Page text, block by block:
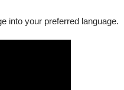
into your preferred language.
擊，幸而得以全身而
盯上。情急之下，她
學者跟不同宗教團體
現實的彩色影像則是
成日記，使女主角能